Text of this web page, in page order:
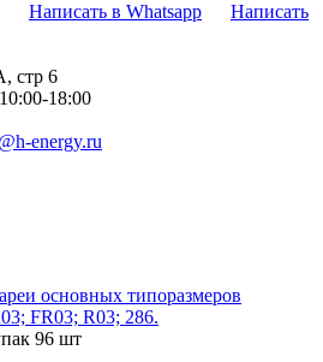
Написать в Whatsapp
Написать
стр 6
18:00
energy.ru
основных типоразмеров
FR03; R03; 286.
96 шт